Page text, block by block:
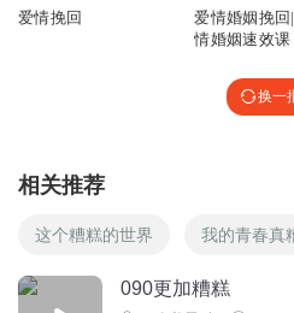
接地气
听友63042185
2018-03-11
爱情挽回
爱情婚姻挽回
情婚姻速效课
换一
相关推荐
这个糟糕的世界 我的青春真
090更加糟糕